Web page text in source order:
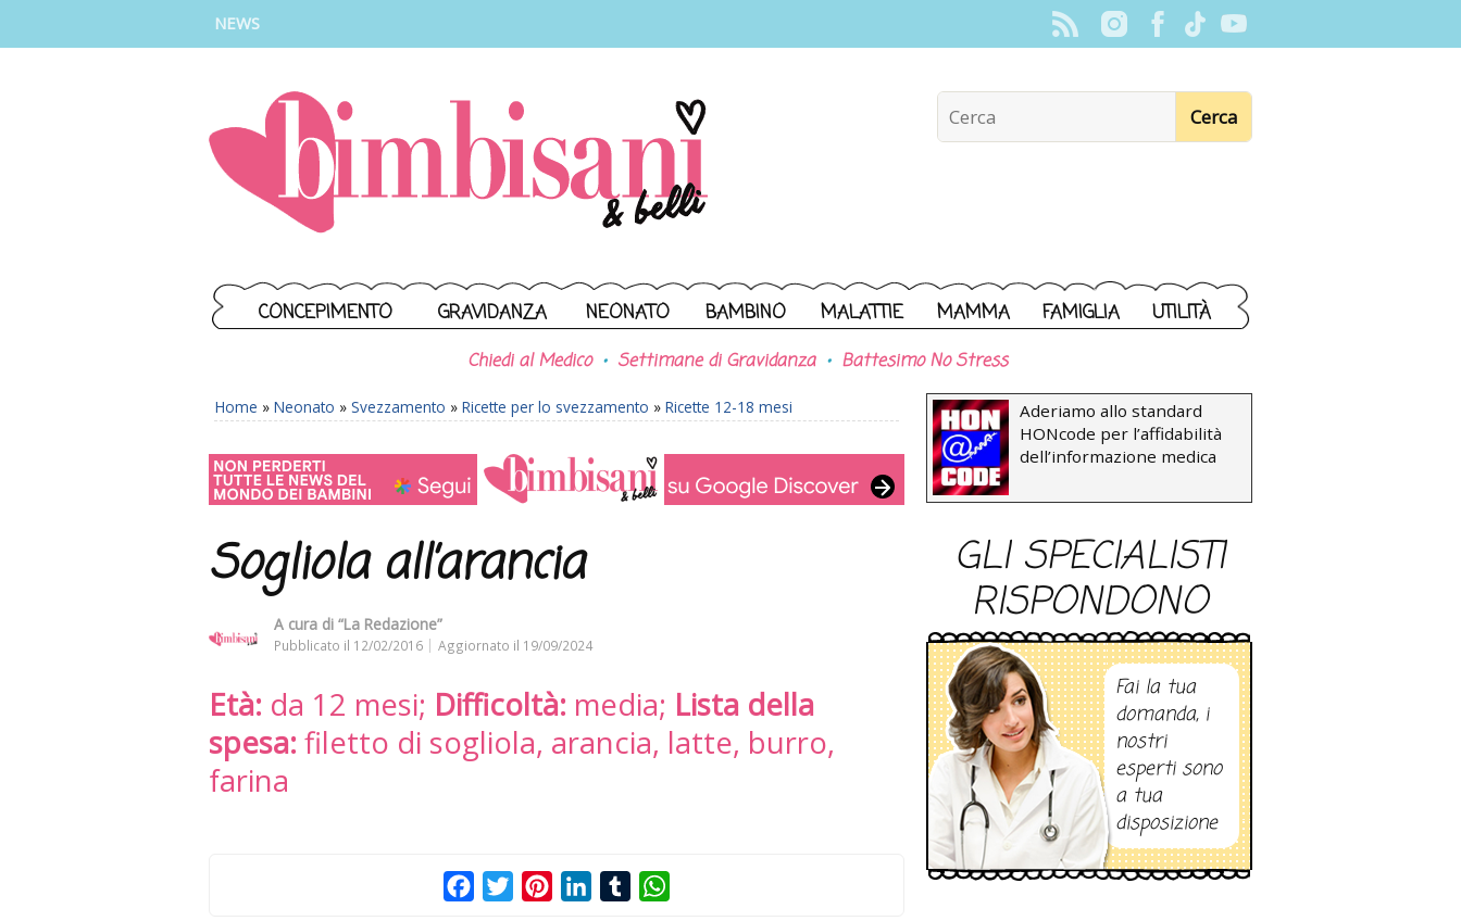
NEWS
CONCEPIMENTO GRAVIDANZA NEONATO BAMBINO MALATTIE MAMMA FAMIGLIA UTILITÀ
Chiedi al Medico Settimane di Gravidanza Battesimo No Stress
Home » Neonato » Svezzamento » Ricette per lo svezzamento » Ricette 12-18 mesi
Sogliola all’arancia
A cura di “La Redazione”
Pubblicato il 12/02/2016 Aggiornato il 19/09/2024
Età: da 12 mesi; Difficoltà: media; Lista della
spesa: filetto di sogliola, arancia, latte, burro,
farina
FacebookTwitterPinterestLinkedInTumblr
Aderiamo allo standard
HONcode per l’affidabilità
dell’informazione medica
GLI SPECIALISTI
RISPONDONO
Fai la tua
domanda, i
nostri
esperti sono
a tua
disposizione